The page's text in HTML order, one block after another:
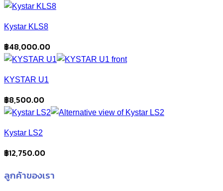
Kystar KLS8
฿48,000.00
KYSTAR U1
฿8,500.00
Kystar LS2
฿12,750.00
ลูกค้าของเรา